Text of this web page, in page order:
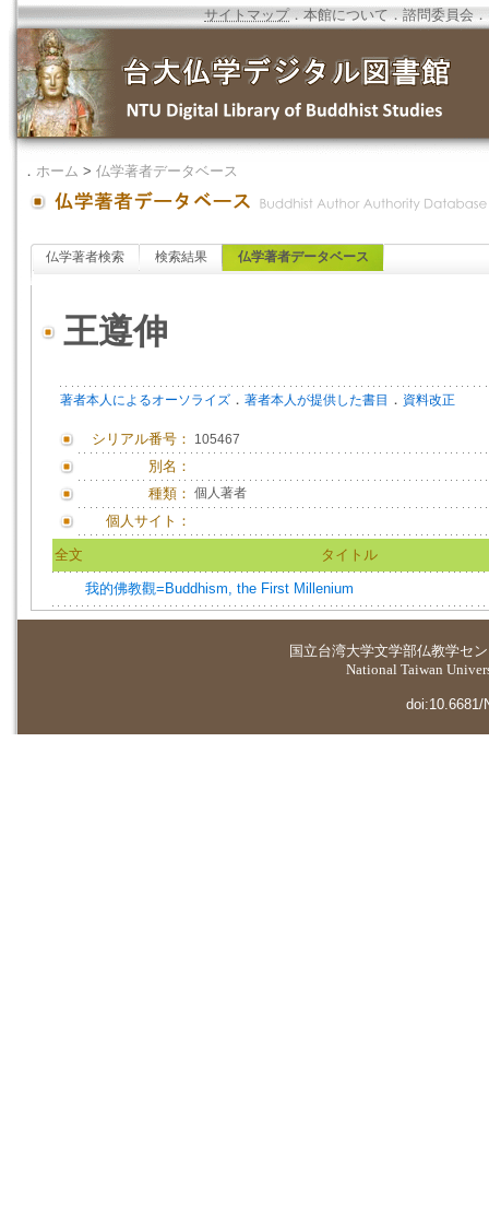
サイトマップ．本館について ．諮問委員会 ．
． ホーム > 仏学著者データベース
仏学著者検索 検索結果 仏学著者データベース
王遵伸
著者本人によるオーソライズ ． 著者本人が提供した書目 ． 資料改正
シリアル番号： 105467
別名：
種類： 個人著者
個人サイト：
全文 タイトル
我的佛教觀=Buddhism, the First Millenium
国立台湾大学文学部仏教学セ
National Taiwan
doi:10.6681/